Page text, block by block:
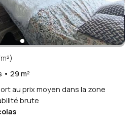
29 m²
au prix moyen dans la zone
brute